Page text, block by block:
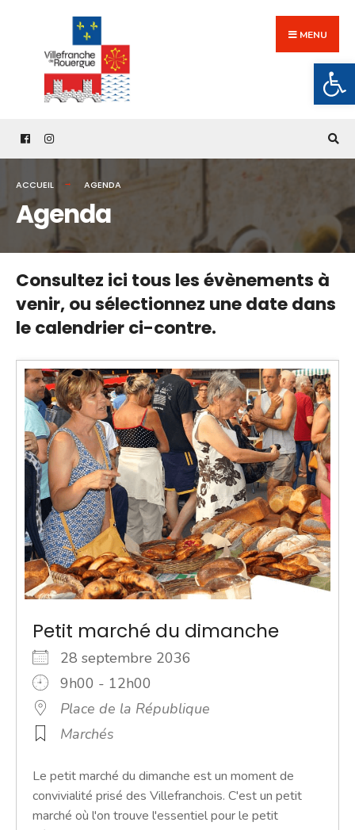
content
MENU
ACCUEIL AGENDA
Agenda
Consultez ici tous les évènements à
venir,ou sélectionnez une date dans
le calendrier ci-contre.
Petit marché du dimanche
28 septembre 2036
9h00 - 12h00
Place de la République
Marchés
Le petit marché du dimanche est un moment de
convivialité prisé des Villefranchois. C'est un petit
marché où l'on trouve l'essentiel pour le petit